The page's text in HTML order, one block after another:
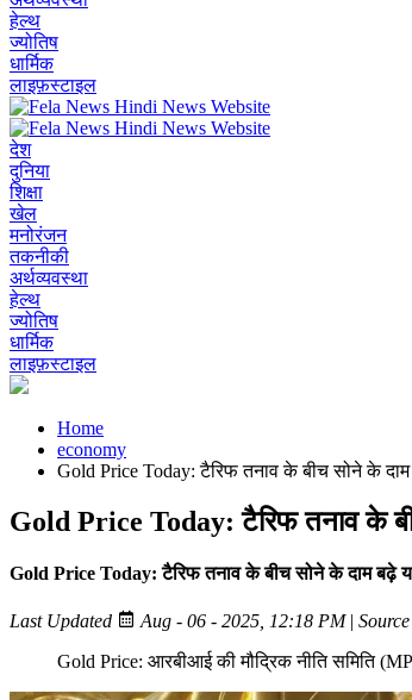
हेल्थ
ज्योतिष
धार्मिक
लाइफ़स्टाइल
देश
दुनिया
शिक्षा
खेल
मनोरंजन
तकनीकी
अर्थव्यवस्था
हेल्थ
ज्योतिष
धार्मिक
लाइफ़स्टाइल
Home
economy
Gold Price Today: टैरिफ तनाव के बीच सोने के
Gold Price Today: टैरिफ तनाव के
Gold Price Today: टैरिफ तनाव के बीच सोने के दाम बढ़े
Last Updated Aug - 06 - 2025, 12:18 PM|
Gold Price: आरबीआई की मौद्रिक नीति समिति